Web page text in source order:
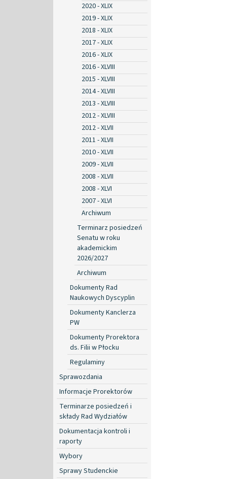
2020 - XLIX
2019 - XLIX
2018 - XLIX
2017 - XLIX
2016 - XLIX
2016 - XLVIII
2015 - XLVIII
2014 - XLVIII
2013 - XLVIII
2012 - XLVIII
2012 - XLVII
2011 - XLVII
2010 - XLVII
2009 - XLVII
2008 - XLVII
2008 - XLVI
2007 - XLVI
Archiwum
Terminarz posiedzeń
Senatu w roku
akademickim
2026/2027
Archiwum
Dokumenty Rad
Naukowych Dyscyplin
Dokumenty Kanclerza
PW
Dokumenty Prorektora
ds. Filii w Płocku
Regulaminy
Sprawozdania
Informacje Prorektorów
Terminarze posiedzeń i
składy Rad Wydziałów
Dokumentacja kontroli i
raporty
Wybory
Sprawy Studenckie